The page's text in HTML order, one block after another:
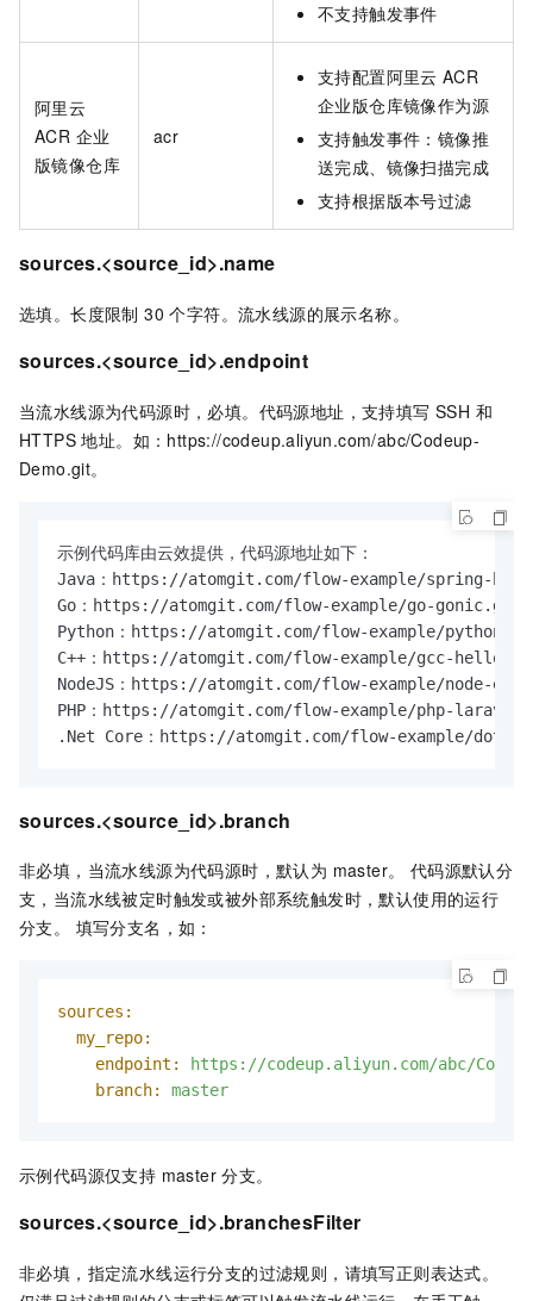
不支持触发事件
阿里云
ACR 企业
版镜像仓库
acr
支持配置阿里云 ACR
企业版仓库镜像作为源
支持触发事件：镜像推
送完成、镜像扫描完成
支持根据版本号过滤
sources.<source_id>.name
选填。长度限制 30 个字符。流水线源的展示名称。
sources.<source_id>.endpoint
当流水线源为代码源时，必填。代码源地址，支持填写 SSH 和
HTTPS 地址。如：https://codeup.aliyun.com/abc/Codeup-
Demo.git。
示例代码库由云效提供，代码源地址如下：
Java：https://atomgit.com/flow-example/spring-
Go：https://atomgit.com/flow-example/go-gonic.git
Python：https://atomgit.com/flow-example/python-
C++：https://atomgit.com/flow-example/gcc-
NodeJS：https://atomgit.com/flow-example/node-
PHP：https://atomgit.com/flow-example/php-
.Net Core：https://atomgit.com/flow-example/
sources.<source_id>.branch
非必填，当流水线源为代码源时，默认为 master。 代码源默认分
支，当流水线被定时触发或被外部系统触发时，默认使用的运行
分支。 填写分支名，如：
sources:
my_repo:
endpoint:
https://codeup.aliyun.com/abc/
branch:
master
示例代码源仅支持 master 分支。
sources.<source_id>.branchesFilter
非必填，指定流水线运行分支的过滤规则，请填写正则表达式。